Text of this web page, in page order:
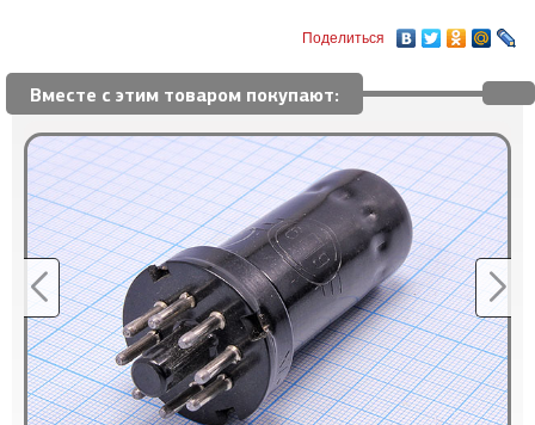
Поделиться
Вместе с этим товаром покупают: